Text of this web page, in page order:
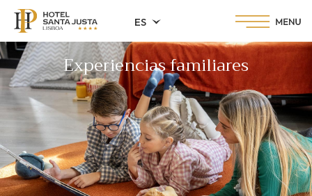
ES
Experiencias familiares